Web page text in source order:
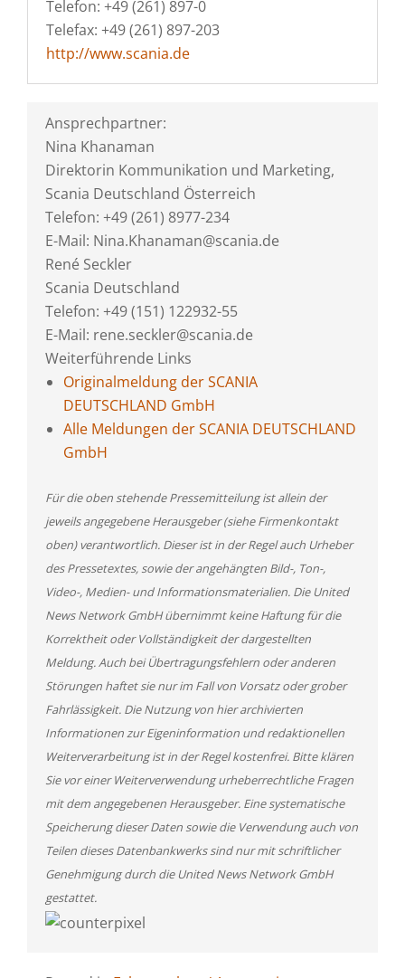
Telefon: +49 (261) 897-0
Telefax: +49 (261) 897-203
http://www.scania.de
Ansprechpartner:
Nina Khanaman
Direktorin Kommunikation und Marketing,
Scania Deutschland Österreich
Telefon: +49 (261) 8977-234
E-Mail: Nina.Khanaman@scania.de
René Seckler
Scania Deutschland
Telefon: +49 (151) 122932-55
E-Mail: rene.seckler@scania.de
Weiterführende Links
Originalmeldung der SCANIA
DEUTSCHLAND GmbH
Alle Meldungen der SCANIA DEUTSCHLAND
GmbH
Für die oben stehende Pressemitteilung ist allein der
jeweils angegebene Herausgeber (siehe Firmenkontakt
oben) verantwortlich. Dieser ist in der Regel auch Urheber
des Pressetextes, sowie der angehängten Bild-, Ton-,
Video-, Medien- und Informationsmaterialien. Die United
News Network GmbH übernimmt keine Haftung für die
Korrektheit oder Vollständigkeit der dargestellten
Meldung. Auch bei Übertragungsfehlern oder anderen
Störungen haftet sie nur im Fall von Vorsatz oder grober
Fahrlässigkeit. Die Nutzung von hier archivierten
Informationen zur Eigeninformation und redaktionellen
Weiterverarbeitung ist in der Regel kostenfrei. Bitte klären
Sie vor einer Weiterverwendung urheberrechtliche Fragen
mit dem angegebenen Herausgeber. Eine systematische
Speicherung dieser Daten sowie die Verwendung auch von
Teilen dieses Datenbankwerks sind nur mit schriftlicher
Genehmigung durch die United News Network GmbH
gestattet.